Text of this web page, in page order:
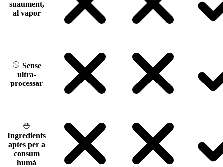
suaument,
al vapor
Sense
ultra-
processar
Ingredients
aptes per a
consum
humà